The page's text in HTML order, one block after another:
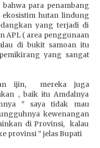
para penambang
hutan lindung
yang terjadi di
APL ( area penggunaan
di bukit samoan itu
yang sangat
ijin, mereka juga
, baik itu Amdalnya
” saya tidak mau
kewenangan
di Provinsi, kalau
provinsi ” jelas Bupati